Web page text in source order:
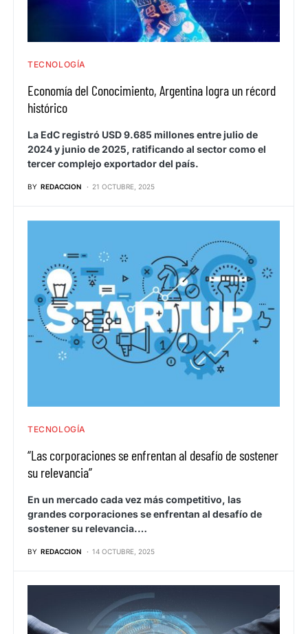
TECNOLOGÍA
Economía del Conocimiento, Argentina logra un récord
histórico
La EdC registró USD 9.685 millones entre julio de
2024 y junio de 2025, ratificando al sector como el
tercer complejo exportador del país.
BY REDACCION 21 OCTUBRE, 2025
TECNOLOGÍA
“Las corporaciones se enfrentan al desafío de sostener
su relevancia”
En un mercado cada vez más competitivo, las
grandes corporaciones se enfrentan al desafío de
sostener su relevancia.…
BY REDACCION 14 OCTUBRE, 2025